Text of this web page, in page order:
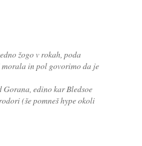
žogo v rokah, poda
in pol govorimo da je
edino kar Bledsoe
(še pomneš hype okoli